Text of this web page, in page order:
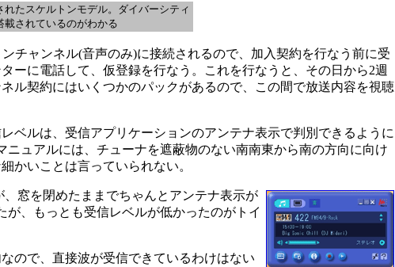
れたスケルトンモデル。ダイバーシティ
載されているのがわかる
チャンネル(音声のみ)に接続されるので、加入契約を行なう前に受
ーに電話して、仮登録を行なう。これを行なうと、その日から2週
ル契約にはいくつかのパックがあるので、この間で放送内容を視聴
ルは、受信アプリケーションのアンテナ表示で判別できるように
ュアルには、チューナを遮蔽物のない南南東から南の方向に向け
かいことは言っていられない。
窓を閉めたままでちゃんとアンテナ表示が
、もっとも受信レベルが低かったのがトイ
ので、直接波が受信できているわけはない